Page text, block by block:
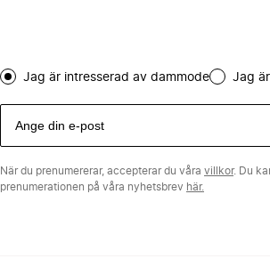
Jag är intresserad av dammode Jag
När du prenumererar, accepterar du våra villkor. Du
prenumerationen på våra nyhetsbrev här.